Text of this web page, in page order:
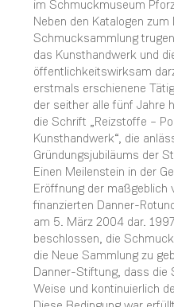
im Schmuckmuseum
Neben den Katalogen
Schmucksammlung
das Kunsthandwerk und
öffentlichkeitswirksam
erstmals erschienene
der seither alle fünf Jahre
die Schrift „Reizstoffe –
Kunsthandwerk“, die
Gründungsjubiläums der
Einen Meilenstein in der
Eröffnung der
finanzierten Danner-
am 5. März 2004 dar.
beschlossen, die
die Neue Sammlung zu
Danner-Stiftung, dass die
Weise und kontinuierlich